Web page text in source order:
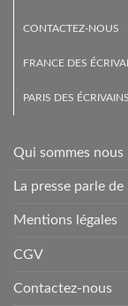
CONTACTEZ-NOUS
FRANCE DES
PARIS DES ÉCRIVAINS
Qui sommes nous
La presse parle de
Mentions légales
CGV
Contactez-nous